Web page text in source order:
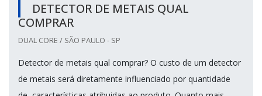
DETECTOR DE METAIS QUAL
COMPRAR
DUAL CORE / SÃO PAULO - SP
Detector de metais qual comprar? O custo de um detector
de metais será diretamente influenciado por quantidade